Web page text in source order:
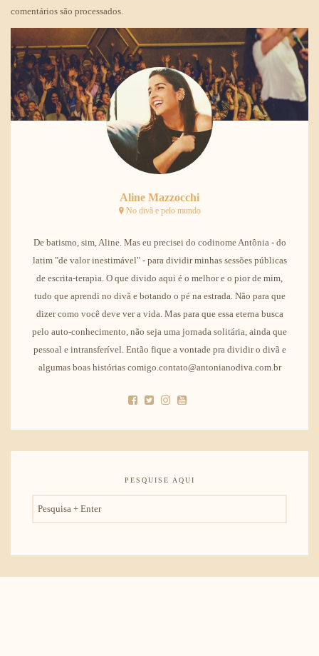
comentários são processados.
Aline Mazzocchi
No divã e pelo mundo
De batismo, sim, Aline. Mas eu precisei do codinome Antônia - do
latim "de valor inestimável" - para dividir minhas sessões públicas
de escrita-terapia. O que divido aqui é o melhor e o pior de mim,
tudo que aprendi no divã e botando o pé na estrada. Não para que
dizer como você deve ver a vida. Mas para que essa eterna busca
pelo auto-conhecimento, não seja uma jornada solitária, ainda que
pessoal e intransferível. Então fique a vontade pra dividir o divã e
algumas boas histórias comigo.contato@antonianodiva.com.br
PESQUISE AQUI